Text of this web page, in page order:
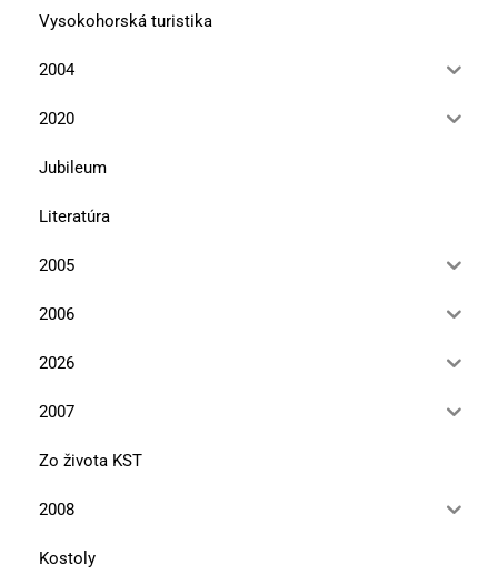
Vysokohorská turistika
2004
2020
Jubileum
Literatúra
2005
2006
2026
2007
Zo života KST
2008
Kostoly